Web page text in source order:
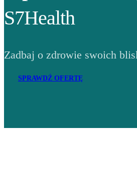
S7Health
Zadbaj o zdrowie swoich
SPRAWDŹ OFERTĘ